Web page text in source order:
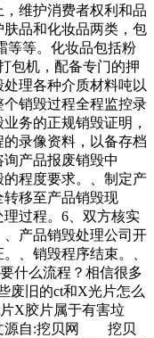
维护消费者权利和品
品和化妆品两类，包
等等。化妆品包括粉
包机，配备专门的押
理各种介质材料吨以
个销毁过程全程监控录
务的正规销毁证明，
录像资料，以备存档
产品报废销毁中
程度要求。、制定产
移至产品销毁现
过程。6、双方核实
产品销毁处理公司开
、销毁程序结束。、
什么流程？相信很多
废旧的ct和X光片怎么
X胶片属于有害垃
源自:挖贝网 挖贝